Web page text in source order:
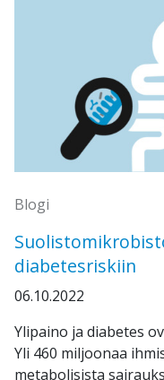
Blogi
diabetesriskiin
06.10.2022
Ylipaino ja diabetes
Yli 460 miljoonaa
metabolisista